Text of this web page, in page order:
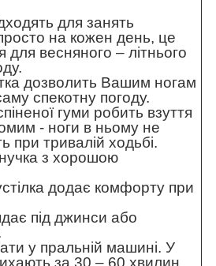
для занять
на кожен день, це
для весняного – літнього
дозволить Вашим ногам
спекотну погоду.
гуми робить взуття
- ноги в ньому не
при тривалій ходьбі.
з хорошою
додає комфорту при
під джинси або
у пральній машині. У